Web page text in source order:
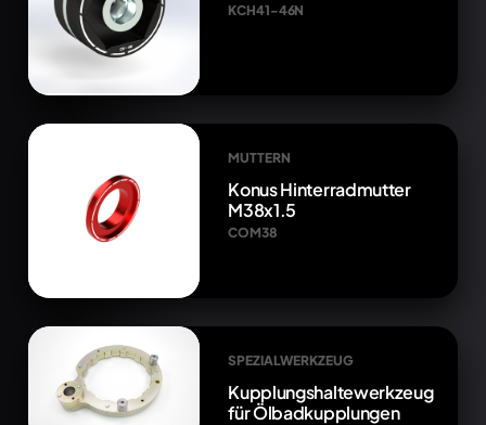
KCH41-46N
MUTTERN
Konus Hinterradmutter
M38x1.5
COM38
SPEZIALWERKZEUG
Kupplungshaltewerkzeug
für Ölbadkupplungen